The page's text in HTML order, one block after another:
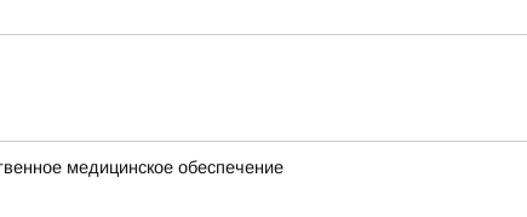
медицинское обеспечение